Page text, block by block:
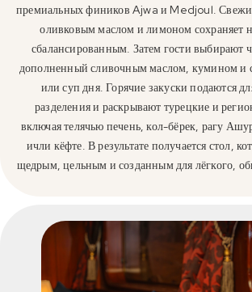
премиальных фиников Ajwa и Medjoul.
оливковым маслом и лимоном сохраняет
сбалансированным. Затем гости выбирают
дополненный сливочным маслом, кумином и
или суп дня. Горячие закуски подаются
разделения и раскрывают турецкие и
включая телячью печень, кол-бёрек, рагу
ичли кёфте. В результате получается стол,
щедрым, цельным и созданным для лёгкого,